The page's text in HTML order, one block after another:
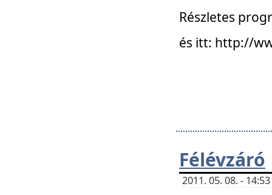
Részletes
és itt: http://
Félévzáró
2011. 05. 08. -